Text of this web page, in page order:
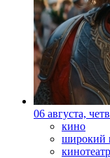
06 августа,
кино
широкий